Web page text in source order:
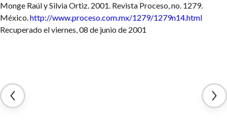
Monge Raúl y Silvia Ortiz. 2001. Revista Proceso, no. 1279.
México.http://www.proceso.com.mx/1279/1279n14.html
Recuperado el viernes, 08 de junio de 2001